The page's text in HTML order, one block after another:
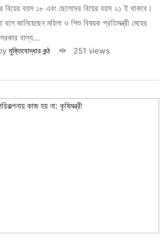
বিয়ের বয়স ১৮ এবং ছেলেদের বিয়ের বয়স ২১ ই থাকবে।
জানিয়েছেন মহিলা ও শিশু বিষয়ক প্রতিমন্ত্রী মেহের
বাল্য...
মুক্তিযোদ্ধার কন্ঠ 251 views